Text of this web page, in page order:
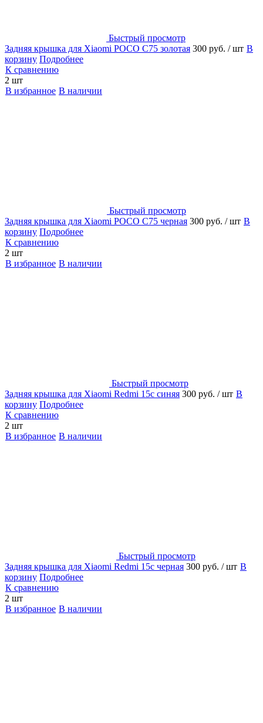
Быстрый просмотр
Задняя крышка для Xiaomi POCO C75 золотая 300 руб. / шт В
корзину Подробнее
К сравнению
2 шт
В избранное В наличии
Быстрый просмотр
Задняя крышка для Xiaomi POCO C75 черная 300 руб. / шт В
корзину Подробнее
К сравнению
2 шт
В избранное В наличии
Быстрый просмотр
Задняя крышка для Xiaomi Redmi 15c синяя 300 руб. / шт В
корзину Подробнее
К сравнению
2 шт
В избранное В наличии
Быстрый просмотр
Задняя крышка для Xiaomi Redmi 15c черная 300 руб. / шт В
корзину Подробнее
К сравнению
2 шт
В избранное В наличии